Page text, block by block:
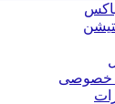
خصوصی